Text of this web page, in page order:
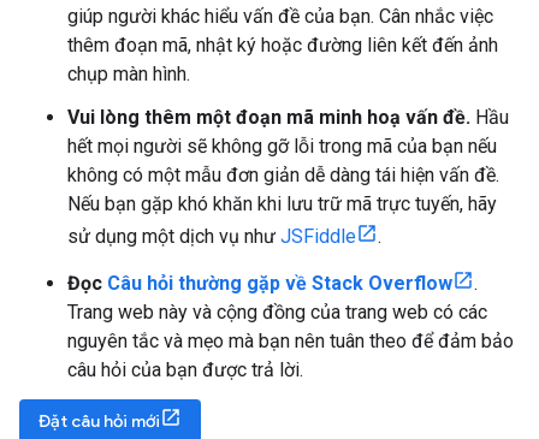
giúp người khác hiểu vấn đề của bạn. Cân nhắc việc
thêm đoạn mã, nhật ký hoặc đường liên kết đến ảnh
chụp màn hình.
Vui lòng thêm một đoạn mã minh hoạ vấn đề. Hầu
hết mọi người sẽ không gỡ lỗi trong mã của bạn nếu
không có một mẫu đơn giản dễ dàng tái hiện vấn đề.
Nếu bạn gặp khó khăn khi lưu trữ mã trực tuyến, hãy
sử dụng một dịch vụ như JSFiddle .
Đọc Câu hỏi thường gặp về Stack Overflow
.
Trang web này và cộng đồng của trang web có các
nguyên tắc và mẹo mà bạn nên tuân theo để đảm bảo
câu hỏi của bạn được trả lời.
Đặt câu hỏi mới